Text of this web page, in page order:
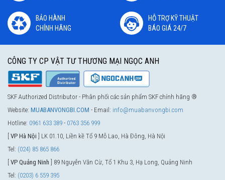
BẢO HÀNH
CHÍNH HÃNG
HỖ TRỢ KỸ THUẬT
BÁO GIÁ 24/7
CÔNG TY CP VẬT TƯ THƯƠNG MẠI NGỌC ANH
SKF Authorized Distributor - Phân phối các sản phẩm SKF chính hãng ®
Website: MUABANVONGBI.COM - Email: info@muabanvongbi.com
Hotline: 0961 633 389 - 0763 356 999
VP Hà Nội ] LK 01.10, Liền kề Tổ 9 Mỗ Lao, Hà Đông, Hà Nội
Tel: (024) 85 865 866
VP Quảng Ninh ] 89 Nguyễn Văn Cừ, Tổ 1 Khu 3, Hạ Long, Quảng Ninh
Tel: (0203) 6 559 395